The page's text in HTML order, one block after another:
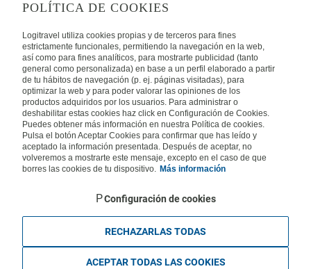
Privacy Security Cookies Policy Terms of Use
INTERNATIONAL
Spain Portugal
Germany Brazil France
Mexico
Based in Edificio Logitravel, Parcela 3B (Parc Bit) - Ctra. Palma -
POLÍTICA DE COOKIES
Logitravel utiliza cookies propias y de terceros para fines
estrictamente funcionales, permitiendo la navegación en la web,
así como para fines analíticos, para mostrarte publicidad (tanto
general como personalizada) en base a un perfil elaborado a partir
de tu hábitos de navegación (p. ej. páginas visitadas), para
optimizar la web y para poder valorar las opiniones de los
productos adquiridos por los usuarios. Para administrar o
deshabilitar estas cookies haz click en Configuración de Cookies.
Puedes obtener más información en nuestra Política de cookies.
Pulsa el botón Aceptar Cookies para confirmar que has leído y
aceptado la información presentada. Después de aceptar, no
volveremos a mostrarte este mensaje, excepto en el caso de que
borres las cookies de tu dispositivo. Más información
Configuración de cookies
RECHAZARLAS TODAS
ACEPTAR TODAS LAS COOKIES